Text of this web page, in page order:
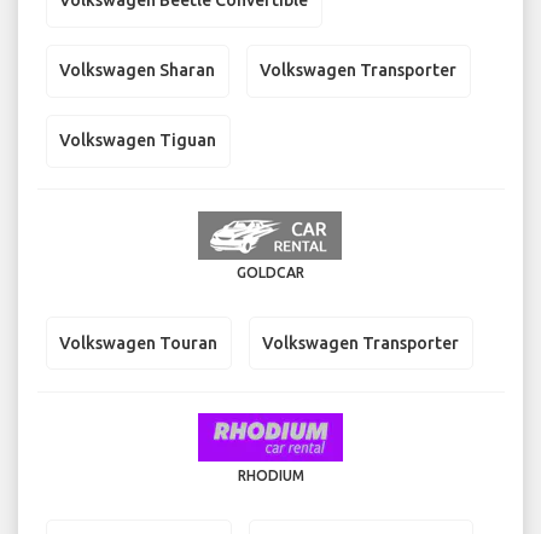
Volkswagen Sharan Volkswagen Transporter
Volkswagen Tiguan
GOLDCAR
Volkswagen Touran Volkswagen Transporter
RHODIUM